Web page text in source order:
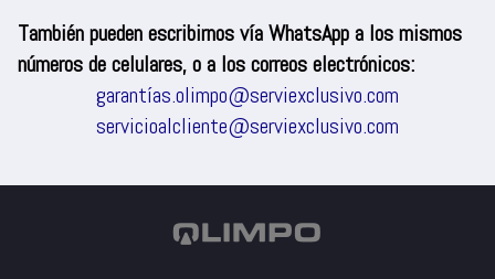
También pueden escribirnos vía WhatsApp a los mismos
números de celulares, o a los correos electrónicos:
garantías.olimpo@serviexclusivo.com
servicioalcliente@serviexclusivo.com